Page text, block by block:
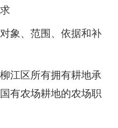
象、范围、依据和补
江区所有拥有耕地承
有农场耕地的农场职